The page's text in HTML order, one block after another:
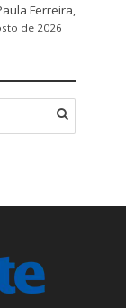
Ferreira,
de 2026